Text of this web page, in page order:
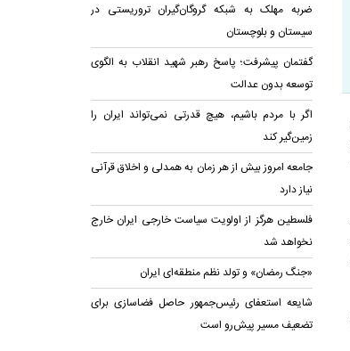
ضربه مهلک به شبکه گروگان‌گیران تروریستی در
سیستان و بلوچستان
گفتمان پیشرفت؛ پاسخ رهبر شهید انقلاب به الگوی
توسعه بدون عدالت
اگر با مردم باشیم، هیچ قدرتی نمی‌تواند ایران را
زمین‌گیر کند
جامعه امروز بیش از هر زمان به همدلی و اخلاق قرآنی
نیاز دارد
فلسطین هرگز از اولویت سیاست خارجی ایران خارج
نخواهد شد
«جنگ رمضان» و تولد نظم منطقه‌ای ایران
شایعه استعفای رئیس‌جمهور حاصل فضاسازی برای
تضعیف مسیر پیش‌رو است